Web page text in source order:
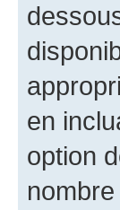
en
option